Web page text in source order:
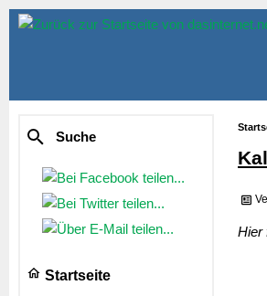
Suche
Startseite
Hier